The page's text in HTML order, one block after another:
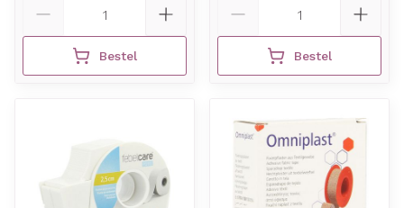
Bestel Bestel